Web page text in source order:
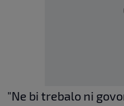
"Ne bi trebalo ni